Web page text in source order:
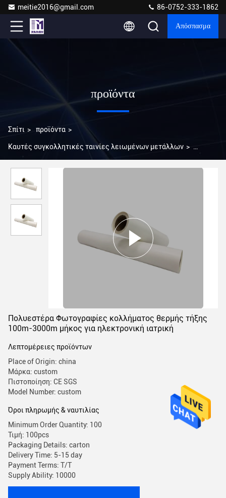
meitie2016@gmail.com 86-0752-333-1862
Απόσπασμα
προϊόντα
Σπίτι > προϊόντα >
Καυτές συγκολλητικές ταινίες λειωμένων μετάλλων >
3000m μήκος για ηλεκτρονική ιατρική
Πολυεστέρα Φωτογραφίες κολλήματος θερμής τήξης
100m-3000m μήκος για ηλεκτρονική ιατρική
Λεπτομέρειες προϊόντων
Place of Origin: china
Μάρκα: custom
Πιστοποίηση: CE SGS
Model Number: custom
Όροι πληρωμής & ναυτιλίας
Minimum Order Quantity: 100
Τιμή: 100pcs
Packaging Details: carton
Delivery Time: 5-15 day
Payment Terms: T/T
Supply Ability: 10000